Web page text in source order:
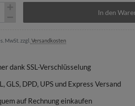
In den
MwSt. zzgl. Versandkosten
dank SSL-Verschlüsselung
GLS, DPD, UPS und Express Versand
auf Rechnung einkaufen